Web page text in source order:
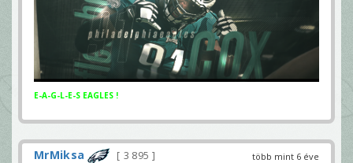
E-A-G-L-E-S EAGLES !
több mint 6 éve
MrMiksa 3 895